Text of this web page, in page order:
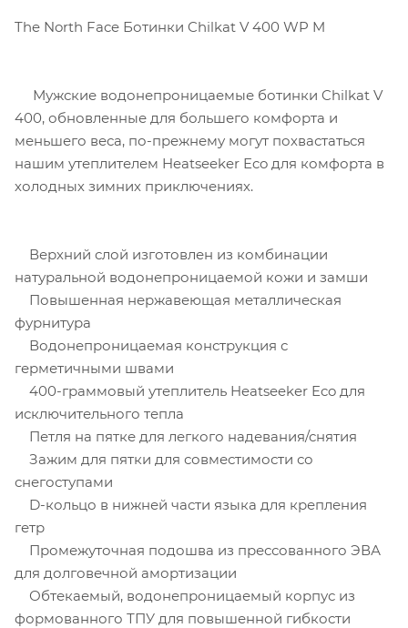
The North Face Ботинки Chilkat V 400 WP M
Мужские водонепроницаемые ботинки Chilkat V
400, обновленные для большего комфорта и
меньшего веса, по-прежнему могут похвастаться
нашим утеплителем Heatseeker Eco для комфорта в
холодных зимних приключениях.
Верхний слой изготовлен из комбинации
натуральной водонепроницаемой кожи и замши
Повышенная нержавеющая металлическая
фурнитура
Водонепроницаемая конструкция с
герметичными швами
400-граммовый утеплитель Heatseeker Eco для
исключительного тепла
Петля на пятке для легкого надевания/снятия
Зажим для пятки для совместимости со
снегоступами
D-кольцо в нижней части языка для крепления
гетр
Промежуточная подошва из прессованного ЭВА
для долговечной амортизации
Обтекаемый, водонепроницаемый корпус из
формованного ТПУ для повышенной гибкости